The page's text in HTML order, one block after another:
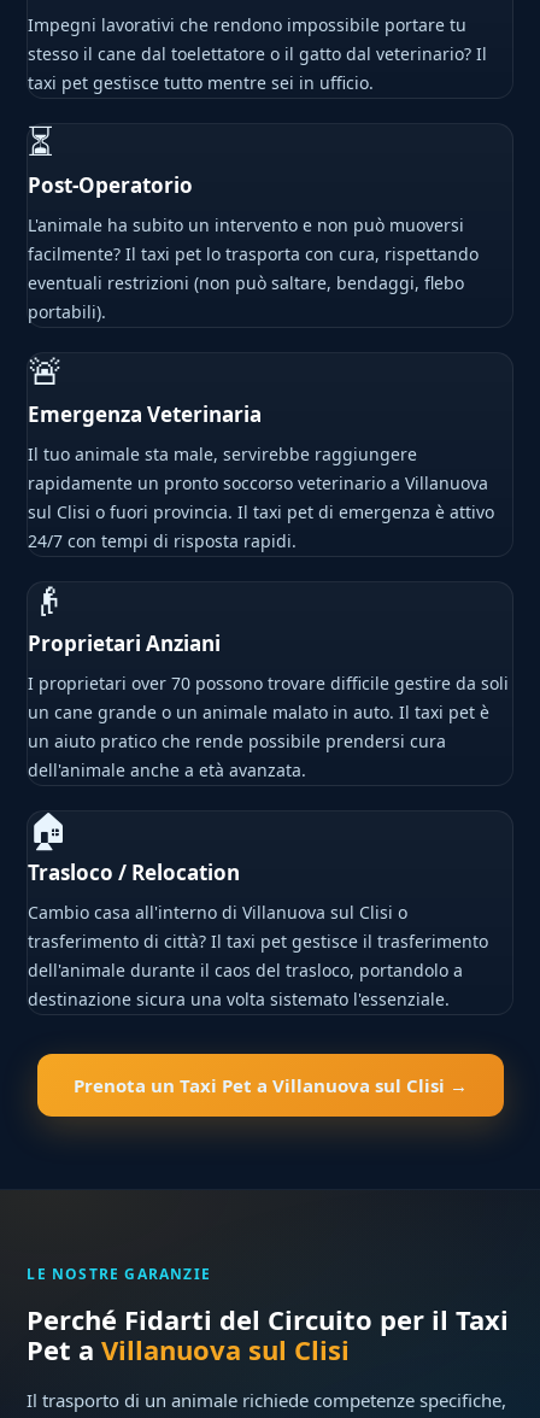
Impegni lavorativi che rendono impossibile portare tu
stesso il cane dal toelettatore o il gatto dal veterinario? Il
taxi pet gestisce tutto mentre sei in ufficio.
⏳
Post-Operatorio
L'animale ha subito un intervento e non può muoversi
facilmente? Il taxi pet lo trasporta con cura, rispettando
eventuali restrizioni (non può saltare, bendaggi, flebo
portabili).
🚨
Emergenza Veterinaria
Il tuo animale sta male, servirebbe raggiungere
rapidamente un pronto soccorso veterinario a Villanuova
sul Clisi o fuori provincia. Il taxi pet di emergenza è attivo
24/7 con tempi di risposta rapidi.
👴
Proprietari Anziani
I proprietari over 70 possono trovare difficile gestire da soli
un cane grande o un animale malato in auto. Il taxi pet è
un aiuto pratico che rende possibile prendersi cura
dell'animale anche a età avanzata.
🏠
Trasloco / Relocation
Cambio casa all'interno di Villanuova sul Clisi o
trasferimento di città? Il taxi pet gestisce il trasferimento
dell'animale durante il caos del trasloco, portandolo a
destinazione sicura una volta sistemato l'essenziale.
Prenota un Taxi Pet a Villanuova sul Clisi →
LE NOSTRE GARANZIE
Perché Fidarti del Circuito per il Taxi
Pet aVillanuova sul Clisi
Il trasporto di un animale richiede competenze specifiche,